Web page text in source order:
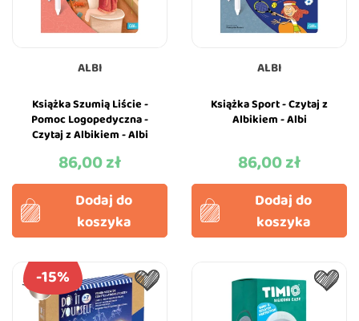
ALBI
Książka Szumią Liście -
Pomoc Logopedyczna -
Czytaj z Albikiem - Albi
Cena
86,00 zł
Dodaj do
koszyka
ALBI
Książka Sport - Czytaj z
Albikiem - Albi
Cena
86,00 zł
Dodaj do
koszyka
-15%